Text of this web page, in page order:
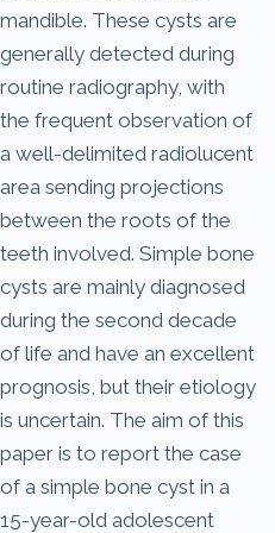
mandible. These cysts are
generally detected during
routine radiography, with
the frequent observation of
a well-delimited radiolucent
area sending projections
between the roots of the
teeth involved. Simple bone
cysts are mainly diagnosed
during the second decade
of life and have an excellent
prognosis, but their etiology
is uncertain. The aim of this
paper is to report the case
of a simple bone cyst in a
15-year-old adolescent